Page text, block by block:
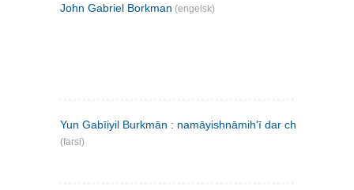
John Gabriel Borkman (engelsk)
Yun Gabīiyil Burkmān : namāyishnāmihʹī dar chahār pardih
(farsi)